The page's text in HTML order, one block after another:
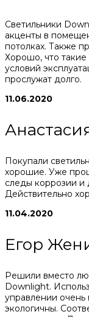
Светильники
акценты в
потолках. Также
Хорошо, что
условий
прослужат долго.
11.06.2020
Покупали
хорошие. Уже
следы коррозии и
Действительно
11.04.2020
Егор
Решили вместо
Downlight.
управлении
экологичны.